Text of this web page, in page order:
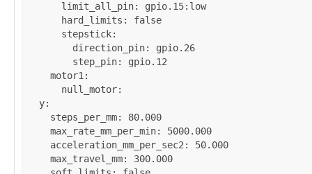
limit_all_pin: gpio.15:low
hard_limits : false
stepstick:
direction_pin: gpio.26
step_pin: gpio.12
motor1 :
null_motor:
y:
steps_per_mm: 80.000
max_rate_mm_per_min: 5000.000
acceleration_mm_per_sec2 : 50.000
max_travel_mm: 300.000